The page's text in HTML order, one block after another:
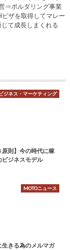
⇒ボルダリング事業
ザを取得してマレー
て成長しまくれる
ジネス・マーケティング
原則】今の時代に稼
ビジネスモデル
MOTOニュース
生きる為のメルマガ